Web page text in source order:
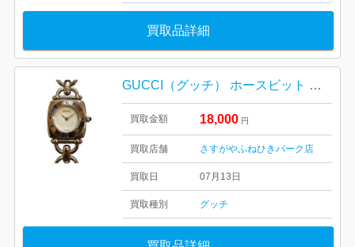
買取品詳細
GUCCI（グッチ） ホースビット クォーツ腕時計 6400L
買取金額 18,000 円
買取店舗 さすがやふねひきパーク店
買取日 07月13日
買取種別 グッチ